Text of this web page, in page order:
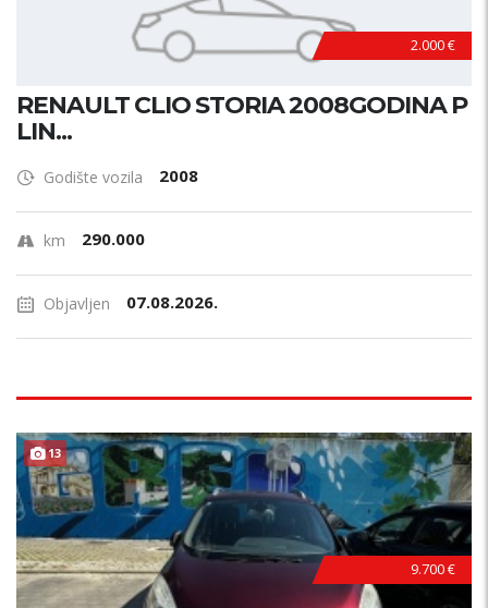
2.000 €
RENAULT CLIO STORIA 2008GODINA P
LIN...
Godište vozila 2008
km 290.000
Objavljen 07.08.2026.
13
9.700 €